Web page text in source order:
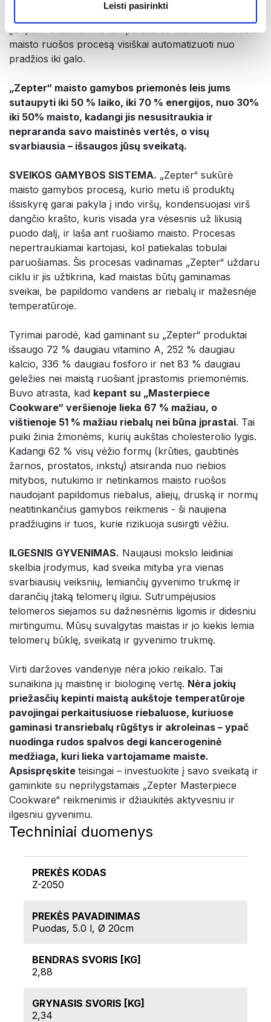
Leisti pasirinkti
„Zepter“ skaitmeninis temperatūros indikatorius leidžia
maisto ruošos procesą visiškai automatizuoti nuo
pradžios iki galo.
„Zepter“ maisto gamybos priemonės leis jums
sutaupyti iki 50 % laiko, iki 70 % energijos, nuo 30%
iki 50% maisto, kadangi jis nesusitraukia ir
nepraranda savo maistinės vertės, o visų
svarbiausia – išsaugos jūsų sveikatą.
SVEIKOS GAMYBOS SISTEMA. „Zepter“ sukūrė
maisto gamybos procesą, kurio metu iš produktų
išsiskyrę garai pakyla į indo viršų, kondensuojasi virš
dangčio krašto, kuris visada yra vėsesnis už likusią
puodo dalį, ir laša ant ruošiamo maisto. Procesas
nepertraukiamai kartojasi, kol patiekalas tobulai
paruošiamas. Šis procesas vadinamas „Zepter“ uždaru
ciklu ir jis užtikrina, kad maistas būtų gaminamas
sveikai, be papildomo vandens ar riebalų ir mažesnėje
temperatūroje.
Tyrimai parodė, kad gaminant su „Zepter“ produktai
išsaugo 72 % daugiau vitamino A, 252 % daugiau
kalcio, 336 % daugiau fosforo ir net 83 % daugiau
geležies nei maistą ruošiant įprastomis priemonėmis.
Buvo atrasta, kad kepant su „Masterpiece
Cookware“ veršienoje lieka 67 % mažiau, o
vištienoje 51 % mažiau riebalų nei būna įprastai. Tai
puiki žinia žmonėms, kurių aukštas cholesterolio lygis.
Kadangi 62 % visų vėžio formų (krūties, gaubtinės
žarnos, prostatos, inkstų) atsiranda nuo riebios
mitybos, nutukimo ir netinkamos maisto ruošos
naudojant papildomus riebalus, aliejų, druską ir normų
neatitinkančius gamybos reikmenis - ši naujiena
pradžiugins ir tuos, kurie rizikuoja susirgti vėžiu.
ILGESNIS GYVENIMAS. Naujausi mokslo leidiniai
skelbia įrodymus, kad sveika mityba yra vienas
svarbiausių veiksnių, lemiančių gyvenimo trukmę ir
darančių įtaką telomerų ilgiui. Sutrumpėjusios
telomeros siejamos su dažnesnėmis ligomis ir didesniu
mirtingumu. Mūsų suvalgytas maistas ir jo kiekis lemia
telomerų būklę, sveikatą ir gyvenimo trukmę.
Virti daržoves vandenyje nėra jokio reikalo. Tai
sunaikina jų maistinę ir biologinę vertę. Nėra jokių
priežasčių kepinti maistą aukštoje temperatūroje
pavojingai perkaitusiuose riebaluose, kuriuose
gaminasi transriebalų rūgštys ir akroleinas – ypač
nuodinga rudos spalvos degi kancerogeninė
medžiaga, kuri lieka vartojamame maiste.
Apsispręskite teisingai – investuokite į savo sveikatą ir
gaminkite su neprilygstamais „Zepter Masterpiece
Cookware“ reikmenimis ir džiaukitės aktyvesniu ir
ilgesniu gyvenimu.
Techniniai duomenys
PREKĖS KODAS
Z-2050
PREKĖS PAVADINIMAS
Puodas, 5.0 l, Ø 20cm
BENDRAS SVORIS [KG]
2,88
GRYNASIS SVORIS [KG]
2,34